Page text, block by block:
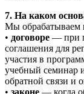
7. На каком
Мы обрабатываем
• договоре — при
соглашения для
участия в
учебный семинар
обратной связи и